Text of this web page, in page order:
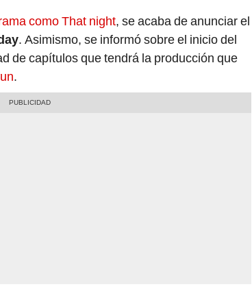
como That night, se acaba de anunciar el
. Asimismo, se informó sobre el inicio del
de capítulos que tendrá la producción que
.